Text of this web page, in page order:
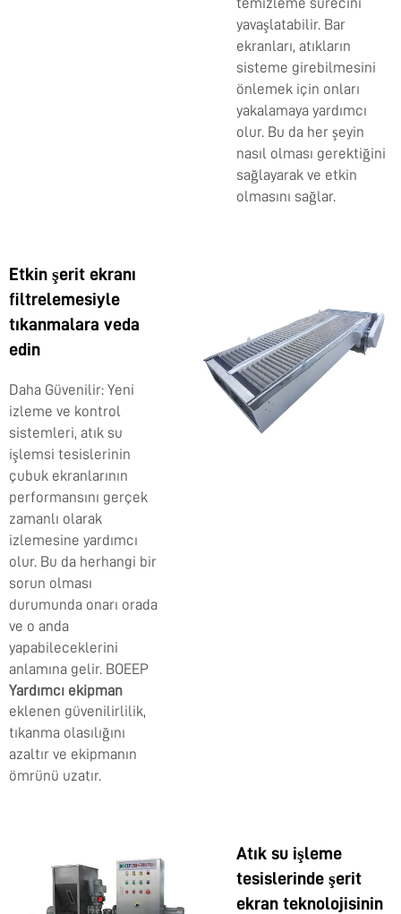
temizleme sürecini
yavaşlatabilir. Bar
ekranları, atıkların
sisteme girebilmesini
önlemek için onları
yakalamaya yardımcı
olur. Bu da her şeyin
nasıl olması gerektiğini
sağlayarak ve etkin
olmasını sağlar.
Etkin şerit ekranı
filtrelemesiyle
tıkanmalara veda
edin
Daha Güvenilir: Yeni
izleme ve kontrol
sistemleri, atık su
işlemsi tesislerinin
çubuk ekranlarının
performansını gerçek
zamanlı olarak
izlemesine yardımcı
olur. Bu da herhangi bir
sorun olması
durumunda onarı orada
ve o anda
yapabileceklerini
anlamına gelir. BOEEP
Yardımcı ekipman
eklenen güvenilirlilik,
tıkanma olasılığını
azaltır ve ekipmanın
ömrünü uzatır.
Atık su işleme
tesislerinde şerit
ekran teknolojisinin